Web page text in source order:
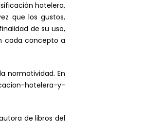
hotelera,
que los gustos,
de su uso,
cada concepto a
normatividad. En
hotelera-y-
de libros del